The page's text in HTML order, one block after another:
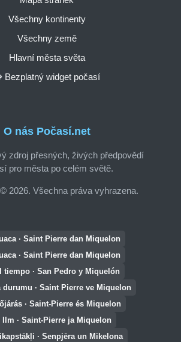
O nás Počasí.net
zdroj přesných, živých předpovědí
pro města po celém světě.
2026. Všechna práva vyhrazena.
Všechny kontinenty
Všechny země
Hlavní města světa
Bezplatný widget počasí
· Saint Pierre dan Miquelon
· Saint Pierre dan Miquelon
tiempo · San Pedro y Miquelón
durumu · Saint Pierre ve Miquelon
· Saint-Pierre és Miquelon
Ilm · Saint-Pierre ja Miquelon
· Senpjēra un Mikelona